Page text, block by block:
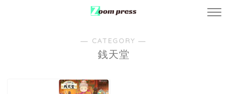
― CATEGORY ―
銭天堂